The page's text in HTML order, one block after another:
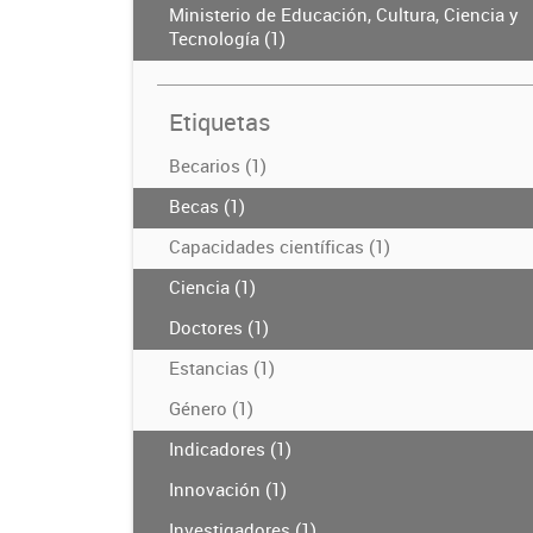
Ministerio de Educación, Cultura, Ciencia y
Tecnología (1)
Etiquetas
Becarios (1)
Becas (1)
Capacidades científicas (1)
Ciencia (1)
Doctores (1)
Estancias (1)
Género (1)
Indicadores (1)
Innovación (1)